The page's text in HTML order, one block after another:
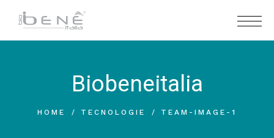
Biobeneitalia
HOME TECNOLOGIE TEAM-IMAGE-1